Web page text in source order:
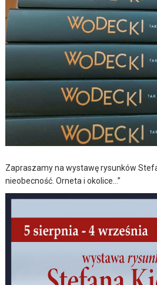
Zapraszamy na wystawę rysunków
nieobecność. Orneta i okolice…”